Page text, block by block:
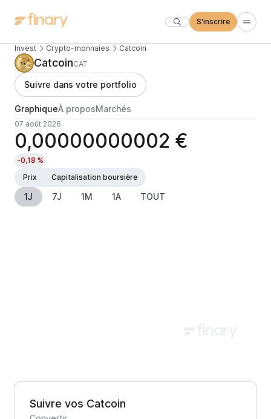
S'inscrire
Invest Crypto-monnaies Catcoin
CatcoinCAT
Suivre dans votre portfolio
GraphiqueÀ proposMarchés
07 août 2026
0,00000000002 €
-0,18 %
Prix
Capitalisation boursière
1J 7J 1M 1A TOUT
Suivre vos Catcoin